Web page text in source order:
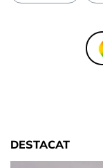
DESTACAT